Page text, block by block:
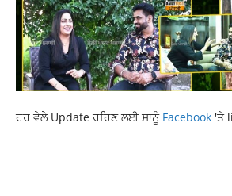
ਹਰ ਵੇਲੇ Update ਰਹਿਣ ਲਈ ਸਾਨੂੰ Facebook 'ਤੇ